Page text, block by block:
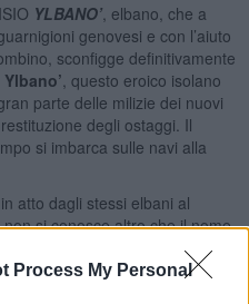
Process My Personal
YLBANO’, elbano, che a
genovesi e con l’aiuto
sconfigge definitivamente
, questo eroico isolano
parte delle milizie dei nuovi
degli ostaggi. Il
si imbarca sulle navi alla
atto dagli stessi elbani al
si conosce altro che il nome
militare ed eroico è ricordato
del nemico sono